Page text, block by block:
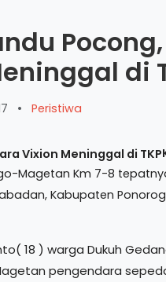
Pocong,
di
• Peristiwa
Magetan Km 7-8
Kabupaten
18 ) warga Dukuh
pengendara s